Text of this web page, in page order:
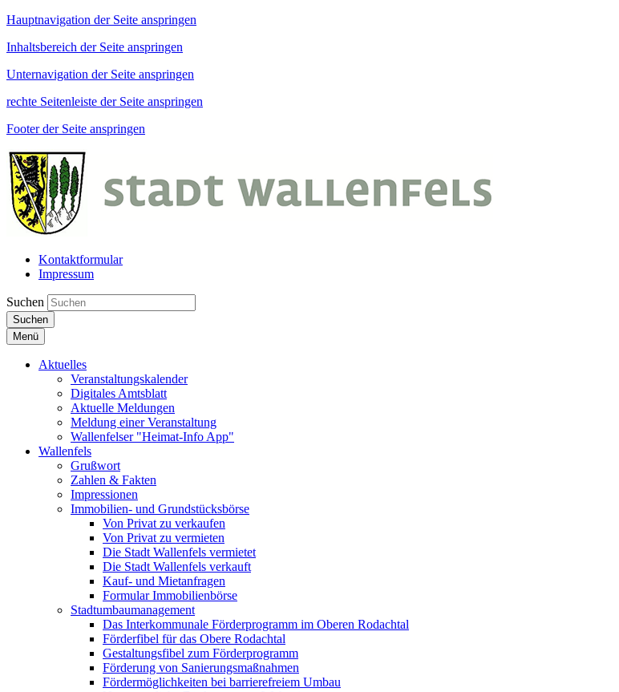
Hauptnavigation der Seite anspringen
Inhaltsbereich der Seite anspringen
Unternavigation der Seite anspringen
rechte Seitenleiste der Seite anspringen
Footer der Seite anspringen
Kontaktformular
Impressum
Suchen
Suchen
Menü
Aktuelles
Veranstaltungskalender
Digitales Amtsblatt
Aktuelle Meldungen
Meldung einer Veranstaltung
Wallenfelser "Heimat-Info App"
Wallenfels
Grußwort
Zahlen & Fakten
Impressionen
Immobilien- und Grundstücksbörse
Von Privat zu verkaufen
Von Privat zu vermieten
Die Stadt Wallenfels vermietet
Die Stadt Wallenfels verkauft
Kauf- und Mietanfragen
Formular Immobilienbörse
Stadtumbaumanagement
Das Interkommunale Förderprogramm im Oberen Rodachtal
Förderfibel für das Obere Rodachtal
Gestaltungsfibel zum Förderprogramm
Förderung von Sanierungsmaßnahmen
Fördermöglichkeiten bei barrierefreiem Umbau